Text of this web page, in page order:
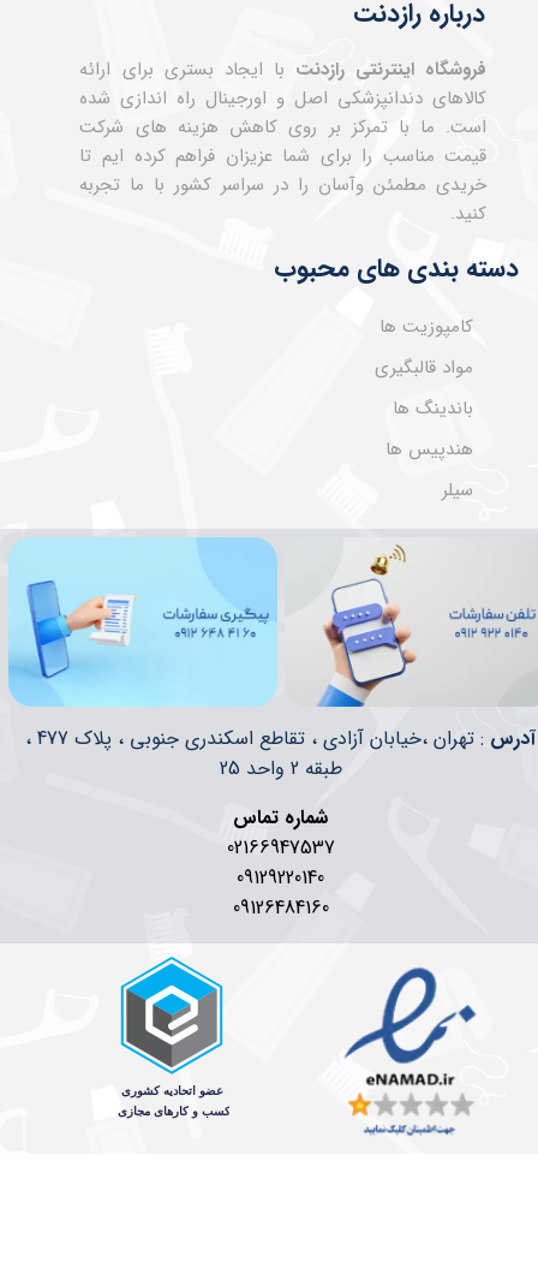
درباره رازدنت
فروشگاه اینترنتی رازدنت با ایجاد بستری برای ارائه
کالاهای دندانپزشکی اصل و اورجینال راه اندازی شده
است. ما با تمرکز بر روی کاهش هزینه های شرکت
قیمت مناسب را برای شما عزیزان فراهم کرده ایم تا
خریدی مطمئن وآسان را در سراسر کشور با ما تجربه
کنید.
دسته بندی های محبوب
کامپوزیت ها
مواد قالبگیری
باندینگ ها
هندپیس ها
سیلر
​​آدرس
: تهران ،خیابان آزادی ، تقاطع اسکندری جنوبی ، پلاک 477 ،
طبقه 2 واحد 25
شماره تماس
02166947537
09129220140
09126484160